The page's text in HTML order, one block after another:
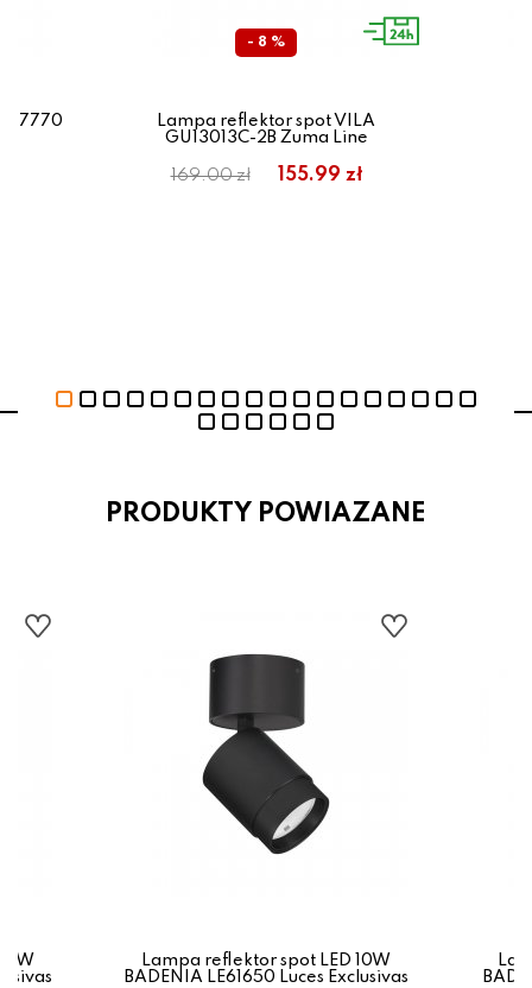
7770
- 8 %
Lampa reflektor spot VILA
GU13013C-2B Zuma Line
169.00 zł 155.99 zł
PRODUKTY POWIAZANE
Lampa reflektor spot LED 10W
BADENIA LE61650 Luces Exclusivas